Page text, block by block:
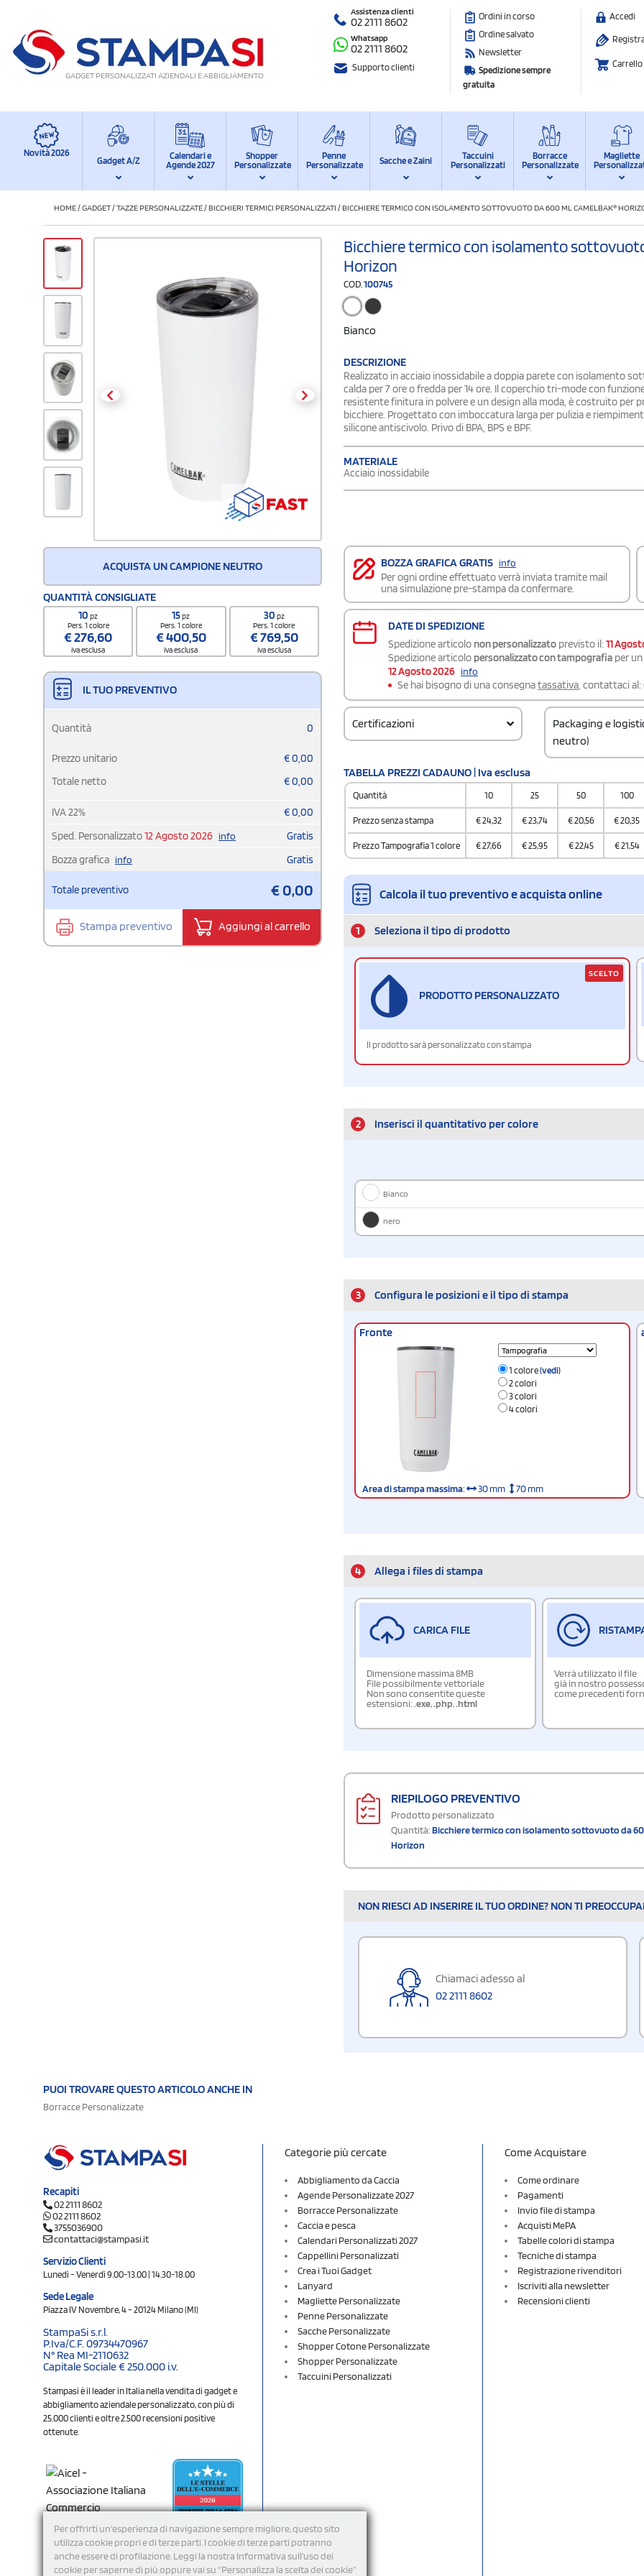
Per offrirti un'esperienza di navigazione sempre migliore, questo sito
utilizza cookie propri e di terze parti. I cookie di terze parti potranno
anche essere di profilazione. Leggi la nostra Informativa sull’uso dei
cookie per saperne di più oppure vai su “Personalizza la scelta dei cookie”
GADGET PERSONALIZZATI AZIENDALI E ABBIGLIAMENTO
Assistenza clienti
02 2111 8602
Whatsapp
02 2111 8602
Supporto clienti
Ordini in corso
Ordine salvato
Newsletter
Spedizione sempre
gratuita
Accedi
Carrello
Novità 2026
Gadget A/Z
Calendari e
Agende 2027
Shopper
Personalizzate
Penne
Personalizzate
Sacche e Zaini
Taccuini
Personalizzati
Borracce
Personalizzate
Magliette
HOME/GADGET/TAZZE PERSONALIZZATE/BICCHIERI TERMICI PERSONALIZZATI /BICCHIERE TERMICO CON ISOLAMENTO SOTTOVUOTO DA 600 ML CAMELBAK®
ACQUISTA UN CAMPIONE NEUTRO
QUANTITÀ CONSIGLIATE
10pz
Pers. 1 colore
€276,60
iva esclusa
15pz
Pers. 1 colore
€400,50
iva esclusa
30 pz
Pers. 1 colore
€769,50
iva esclusa
IL TUO PREVENTIVO
Quantità 0
Prezzo unitario €0,00
Totale netto
€0,00
IVA22% €0,00
Sped. Personalizzato12 Agosto 2026 info
Gratis
Bozza grafica info Gratis
Totale preventivo €0,00
Stampa preventivo Aggiungi al carrello
Bicchiere termico con isolamento
Horizon
COD. 100745
Bianco
DESCRIZIONE
Realizzato in acciaio inossidabile a doppia parete con isolamento
calda per 7 ore o fredda per 14 ore. Il coperchio tri-mode con
resistente finitura in polvere e un design alla moda, è costruito per
bicchiere. Progettato con imboccatura larga per pulizia e
silicone antiscivolo. Privo di BPA, BPS e BPF.
MATERIALE
Acciaio inossidabile
BOZZA GRAFICA GRATIS info
Per ogni ordine effettuato verrà inviata tramite mail
una simulazione pre-stampa da confermare.
DATE DI SPEDIZIONE
Spedizione articolo non personalizzato previsto il: 11
Spedizione articolo personalizzato con tampografia per
12 Agosto 2026 info
Se hai bisogno di una consegnatassativa , contattaci al:
Certificazioni
Packaging e
neutro)
Quantità per
4 / Inner carton
Quantità per scatola
24
TABELLA PREZZI CADAUNO | Iva esclusa
Quantità 10 25 50 100
Prezzo senza stampa €24,32 €23,74 €20,56 €20,35
Prezzo Tampografia 1 colore €27,66 €25,95 €22,45 €21,54
Calcola il tuo preventivo e acquista online
1 Seleziona il tipo di prodotto
PRODOTTO PERSONALIZZATO
Il prodotto sarà personalizzato con stampa
SCELTO
2 Inserisci il quantitativo per colore
Bianco
nero
3 Configura le posizioni e il tipo di stampa
Fronte
1 colore(vedi)
2 colori
3 colori
4 colori
Area di stampa massima: 30 mm 70 mm
4 Allega i files di stampa
CARICA FILE
Dimensione massima 8MB
File possibilmente vettoriale
Non sono consentite queste
estensioni:.exe,.php,.html
Verrà utilizzato il file
già in nostro
come precedenti
RIEPILOGO PREVENTIVO
Prodotto personalizzato
Quantità:Bicchiere termico con isolamento sottovuoto da
Horizon
NON RIESCI AD INSERIRE IL TUO ORDINE? NON TI
Chiamaci adesso al
02 2111 8602
PUOI TROVARE QUESTO ARTICOLO ANCHE IN
Borracce Personalizzate
Recapiti
02 2111 8602
02 2111 8602
3755036900
contattaci@stampasi.it
Servizio Clienti
Lunedì - Venerdì 9.00-13.00 | 14.30-18.00
Sede Legale
Piazza IV Novembre, 4 - 20124 Milano (MI)
StampaSi s.r.l.
P.Iva/C.F. 09734470967
N° Rea MI-2110632
Capitale Sociale € 250.000 i.v.
Stampasi è il leader in Italia nella vendita di gadget e
abbigliamento aziendale personalizzato, con più di
25.000 clienti e oltre 2.500 recensioni positive
ottenute.
Categorie più cercate
Abbigliamento da Caccia
Agende Personalizzate 2027
Borracce Personalizzate
Caccia e pesca
Calendari Personalizzati 2027
Cappellini Personalizzati
Crea i Tuoi Gadget
Lanyard
Magliette Personalizzate
Penne Personalizzate
Sacche Personalizzate
Shopper Cotone Personalizzate
Shopper Personalizzate
Taccuini Personalizzati
Come Acquistare
Come ordinare
Pagamenti
Invio file di stampa
Acquisti MePA
Tabelle colori di stampa
Tecniche di stampa
Registrazione rivenditori
Iscriviti alla newsletter
Recensioni clienti